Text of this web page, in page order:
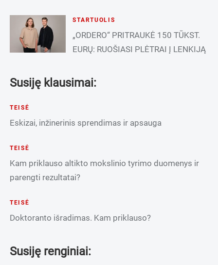
STARTUOLIS
„ORDERO“ PRITRAUKĖ 150 TŪKST.
EURŲ: RUOŠIASI PLĖTRAI Į LENKIJĄ
Susiję klausimai:
TEISĖ
Eskizai, inžinerinis sprendimas ir apsauga
TEISĖ
Kam priklauso altikto mokslinio tyrimo duomenys ir
parengti rezultatai?
TEISĖ
Doktoranto išradimas. Kam priklauso?
Susiję renginiai: